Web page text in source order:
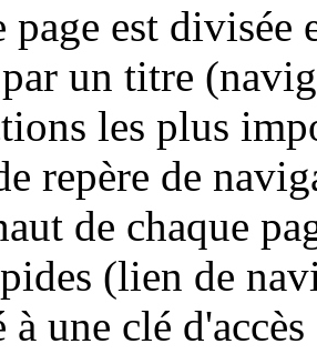
page est divisée
un titre
les plus
repère de
de chaque
(lien de
à une clé